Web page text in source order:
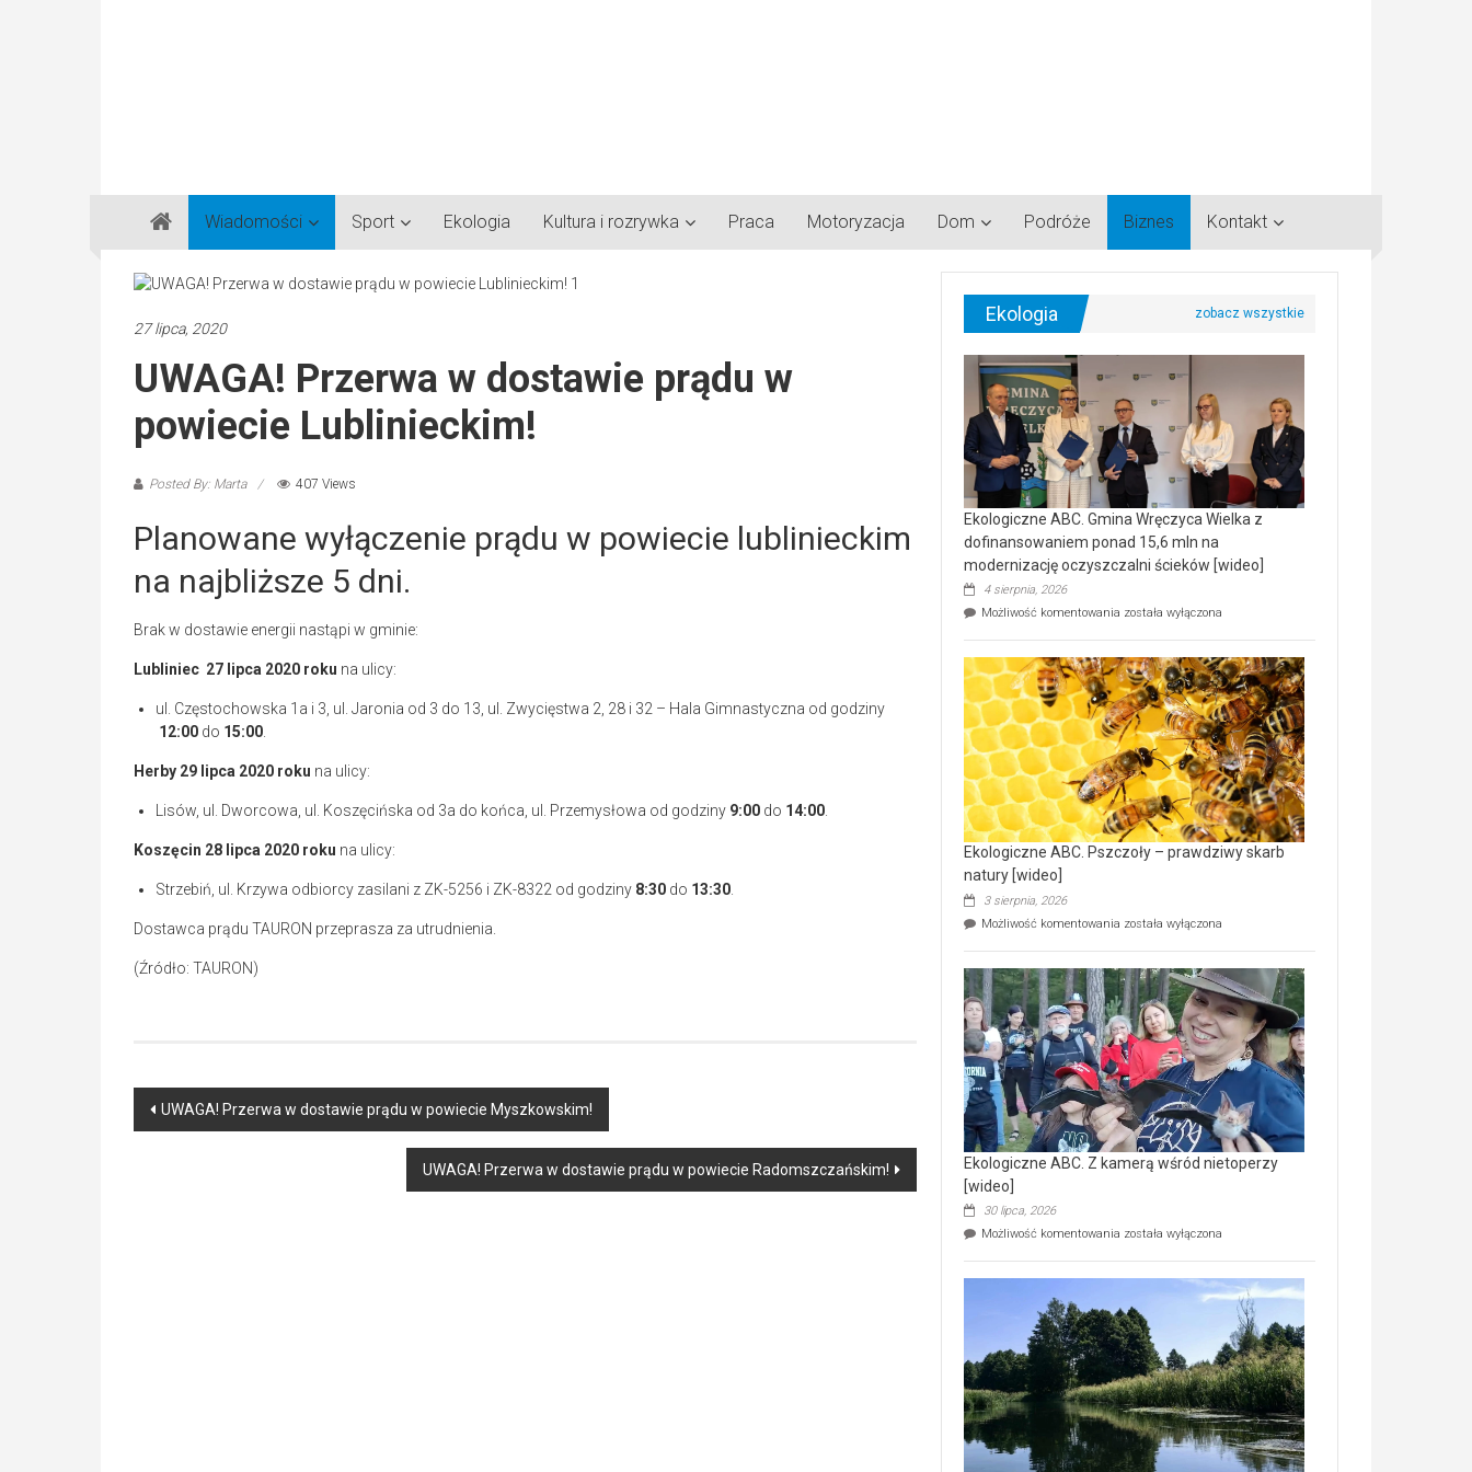
Gazeta
Regionalna
Częstochowa,
Lubliniec,
Wiadomości Sport Ekologia Kultura i rozrywka Praca Motoryzacja Dom Podróże Biznes Kontakt
27 lipca, 2020
UWAGA! Przerwa w dostawie prądu w
powiecie Lublinieckim!
Posted By: Marta 407 Views
Planowane wyłączenie prądu w powiecie lublinieckim
na najbliższe 5 dni.
Brak w dostawie energii nastąpi w gminie:
Lubliniec 27 lipca 2020 roku na ulicy:
ul. Częstochowska 1a i 3, ul. Jaronia od 3 do 13, ul. Zwycięstwa 2, 28 i 32 – Hala Gimnastyczna od godziny
12:00 do 15:00.
Herby 29 lipca 2020 roku na ulicy:
Lisów, ul. Dworcowa, ul. Koszęcińska od 3a do końca, ul. Przemysłowa od godziny 9:00 do 14:00.
Koszęcin 28 lipca 2020 roku na ulicy:
Strzebiń, ul. Krzywa odbiorcy zasilani z ZK-5256 i ZK-8322 od godziny 8:30 do 13:30.
Dostawca prądu TAURON przeprasza za utrudnienia.
(Źródło: TAURON)
Post
UWAGA! Przerwa w dostawie prądu w powiecie Myszkowskim!
UWAGA! Przerwa w dostawie prądu w powiecie Radomszczańskim!
Ekologia
Ekologiczne ABC. Gmina Wręczyca Wielka z
dofinansowaniem ponad 15,6 mln na
modernizację oczyszczalni ścieków [wideo]
4 sierpnia, 2026
Możliwość komentowania Ekologiczne
Wręczyca
Wielka
z
dofinansowaniem
ponad
15,6
mln
na
modernizację
oczyszczalni
ścieków
[wideo]
została wyłączona
Ekologiczne ABC. Pszczoły – prawdziwy skarb
natury [wideo]
3 sierpnia, 2026
Możliwość komentowania Ekologiczne
–
prawdziwy
skarb
natury
[wideo]
została wyłączona
Ekologiczne ABC. Z kamerą wśród nietoperzy
[wideo]
30 lipca, 2026
Możliwość komentowania Ekologiczne
wśród
nietoperzy
[wideo]
została wyłączona